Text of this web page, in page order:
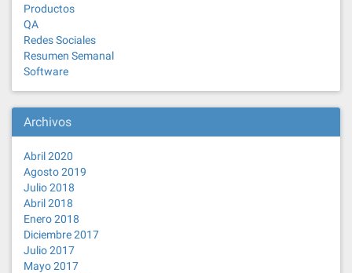
Productos
QA
Redes Sociales
Resumen Semanal
Software
Archivos
Abril 2020
Agosto 2019
Julio 2018
Abril 2018
Enero 2018
Diciembre 2017
Julio 2017
Mayo 2017